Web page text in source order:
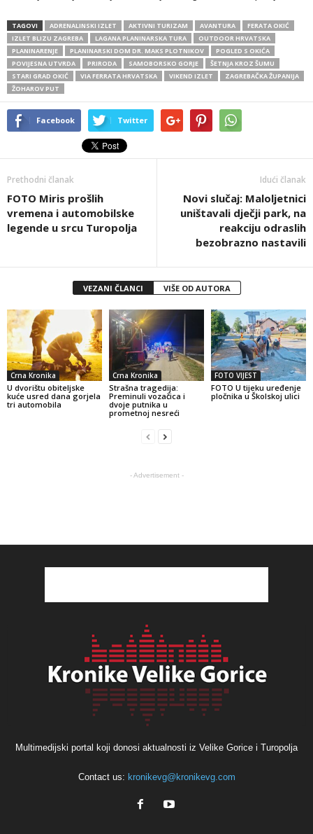
TAGOVI ADRENALINSKI IZLET AKTIVNI TURIZAM AVANTURA
FERATA OKIĆ
IZLET BLIZU ZAGREBA
LAGANA PLANINARSKA TURA
OUTDOOR HRVATSKA
PLANINARENJE
PLANINARSKI DOM DR. MAKS PLOTNIKOV
POGLED S OKIĆA
POVIJESNA UTVRDA
PRIRODA SAMOBORSKO GORJE
ŠETNJA KROZ ŠUMU
STARI GRAD OKIĆ
VIA FERRATA HRVATSKA VIKEND IZLET
ZAGREBAČKA ŽUPANIJA
ŽOHAROV PUT
Facebook Twitter
Prethodni članak
FOTO Miris prošlih
vremena i automobilske
legende u srcu Turopolja
Idući članak
Novi slučaj: Maloljetnici
uništavali dječji park, na
reakciju odraslih
bezobrazno nastavili
VEZANI ČLANCI VIŠE OD AUTORA
Crna Kronika
U dvorištu obiteljske
kuće usred dana gorjela
tri automobila
Crna Kronika
Strašna tragedija:
Preminuli vozačica i
dvoje putnika u
prometnoj nesreći
FOTO VIJEST
FOTO U tijeku uređenje
pločnika u Školskoj ulici
- Advertisement -
Multimedijski portal koji donosi aktualnosti iz Velike Gorice i Turopolja
Contact us: kronikevg@kronikevg.com